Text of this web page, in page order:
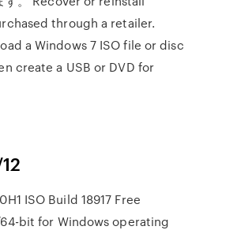
through a retailer.
a Windows 7 ISO file or disc
create a USB or DVD for
ISO Build 18917 Free
bit for Windows operating